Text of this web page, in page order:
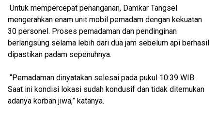
Untuk mempercepat penanganan, Damkar Tangsel
mengerahkan enam unit mobil pemadam dengan kekuatan
30 personel. Proses pemadaman dan pendinginan
berlangsung selama lebih dari dua jam sebelum api berhasil
dipastikan padam sepenuhnya.
“Pemadaman dinyatakan selesai pada pukul 10:39 WIB.
Saat ini kondisi lokasi sudah kondusif dan tidak ditemukan
adanya korban jiwa,” katanya.